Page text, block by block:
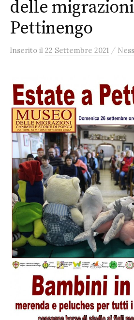
delle
Pettinengo
Inserito il 22 Settembre 2021 /